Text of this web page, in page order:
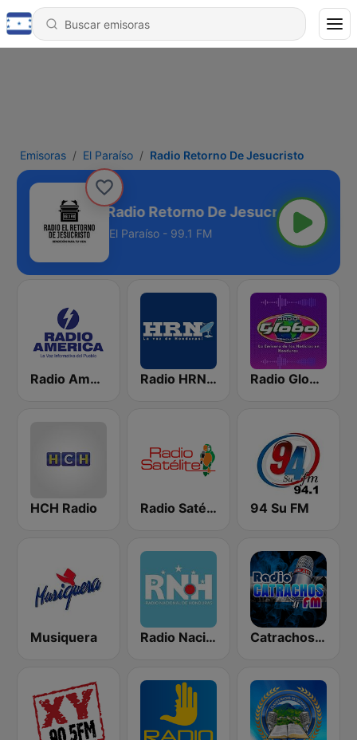
Emisoras El Paraíso Radio Retorno De Jesucristo
Radio Retorno De Jesucristo
El Paraíso - 99.1 FM
Radio América Radio HRN 92.9 FM Radio Globo Honduras
HCH Radio Radio Satélite 94 Su FM
Musiquera Radio Nacional de Honduras Catrachos FM